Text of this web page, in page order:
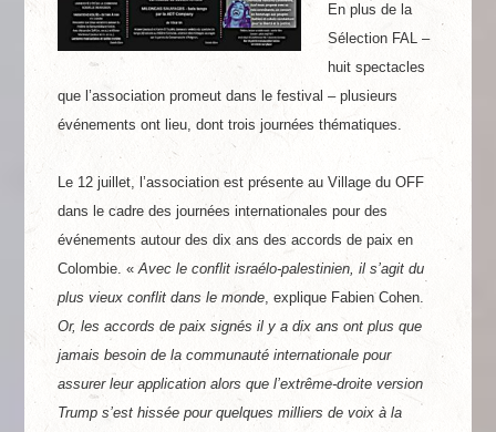
En plus de la
Sélection FAL –
huit spectacles
que l’association promeut dans le festival – plusieurs
événements ont lieu, dont trois journées thématiques.
Le 12 juillet, l’association est présente au Village du OFF
dans le cadre des journées internationales pour des
événements autour des dix ans des accords de paix en
Colombie. «Avec le conflit israélo-palestinien, il s’agit du
plus vieux conflit dans le monde, explique Fabien Cohen.
Or, les accords de paix signés il y a dix ans ont plus que
jamais besoin de la communauté internationale pour
assurer leur application alors que l’extrême-droite version
Trump s’est hissée pour quelques milliers de voix à la